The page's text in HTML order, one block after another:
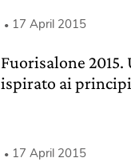
17 April 2015
Fuorisalone
ispirato ai
17 April 2015